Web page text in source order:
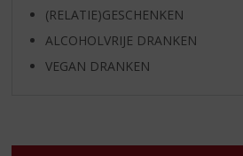
(RELATIE)GESCHENKEN
ALCOHOLVRIJE DRANKEN
VEGAN DRANKEN